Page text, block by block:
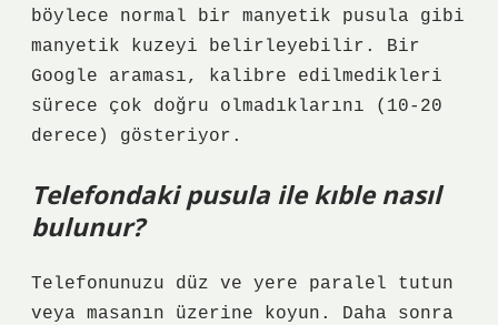
böylece normal bir manyetik pusula gibi
manyetik kuzeyi belirleyebilir. Bir
Google araması, kalibre edilmedikleri
sürece çok doğru olmadıklarını (10-20
derece) gösteriyor.
Telefondaki pusula ile kıble nasıl
bulunur?
Telefonunuzu düz ve yere paralel tutun
veya masanın üzerine koyun. Daha sonra